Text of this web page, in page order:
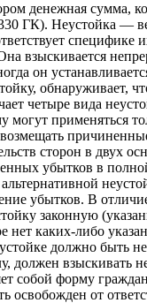
денежная
ГК). Неустойка
взыскива­ется
он
четыре вида
применяться
сторон в
убытков в
убытков. В
законную
нет каких-либо
должно быть
должен
собой форму
освобожден от